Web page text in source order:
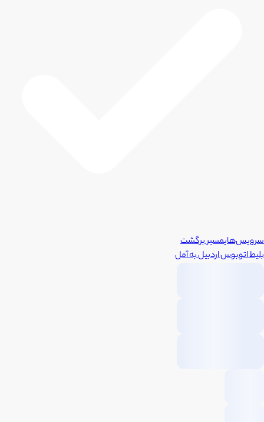
سرویس‌هایمسیر برگشت
بلیط اتوبوساردبیلبهآمل